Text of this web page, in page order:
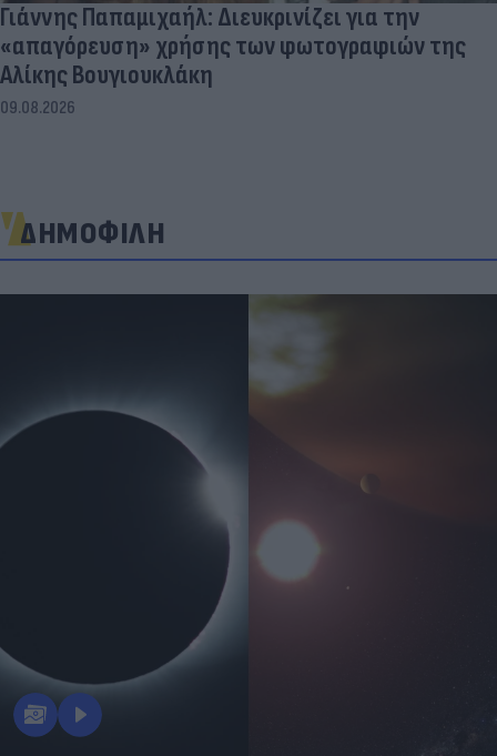
Γιάννης Παπαμιχαήλ: Διευκρινίζει για την
«απαγόρευση» χρήσης των φωτογραφιών της
Αλίκης Βουγιουκλάκη
09.08.2026
ΔΗΜΟΦΙΛΗ